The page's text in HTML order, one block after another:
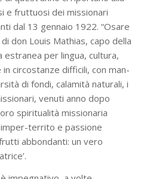
e fruttuosi dei missionari
dal 13 gennaio 1922. “Osare
don Louis Mathias, capo della
estranea per lingua, cultura,
circostanze difficili, con man-
di fondi, calamità naturali, i
venuti anno dopo
spiritualità missionaria
territo e passione
abbondanti: un vero